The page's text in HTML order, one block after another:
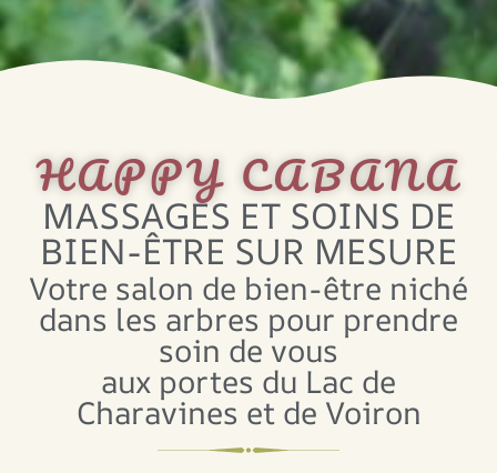
HAPPY CABANA
MASSAGES ET SOINS DE
BIEN-ÊTRE SUR MESURE
Votre salon de bien-être niché
dans les arbres pour prendre
soin de vous
aux portes du Lac de
Charavines et de Voiron